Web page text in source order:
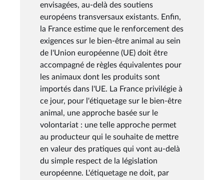
envisagées, au-delà des soutiens
européens transversaux existants. Enfin,
la France estime que le renforcement des
exigences sur le bien-être animal au sein
de l'Union européenne (UE) doit être
accompagné de règles équivalentes pour
les animaux dont les produits sont
importés dans l'UE. La France privilégie à
ce jour, pour l'étiquetage sur le bien-être
animal, une approche basée sur le
volontariat : une telle approche permet
au producteur qui le souhaite de mettre
en valeur des pratiques qui vont au-delà
du simple respect de la législation
européenne. L'étiquetage ne doit, par